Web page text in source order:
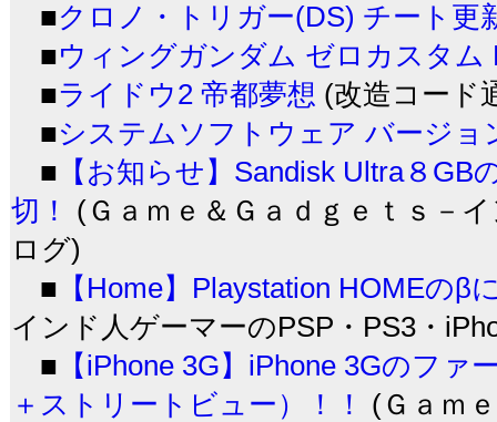
■クロノ・トリガー(DS) チート更
■ウィングガンダム ゼロカスタム
■ライドウ2 帝都夢想 (改造コード
■システムソフトウェア バージョ
■ 【お知らせ】Sandisk Ultra８
切！
(Ｇａｍｅ＆Ｇａｄｇｅｔｓ－
ログ)
■ 【Home】Playstation HOMEのβ
インド人ゲーマーのPSP・PS3・
■ 【iPhone 3G】iPhone 3Gのフ
＋ストリートビュー）！！
(Ｇａｍ